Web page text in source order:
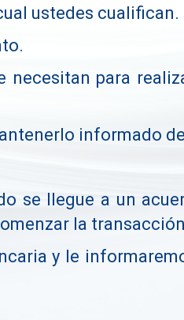
ustedes cualifican.
para
informado
se llegue a un
la
y le